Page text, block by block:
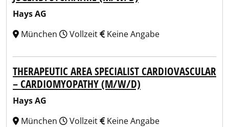
Hays AG
München
Vollzeit Keine Angabe
THERAPEUTIC AREA SPECIALIST CARDIOVASCULAR
– CARDIOMYOPATHY (M/W/D)
Hays AG
München
Vollzeit Keine Angabe